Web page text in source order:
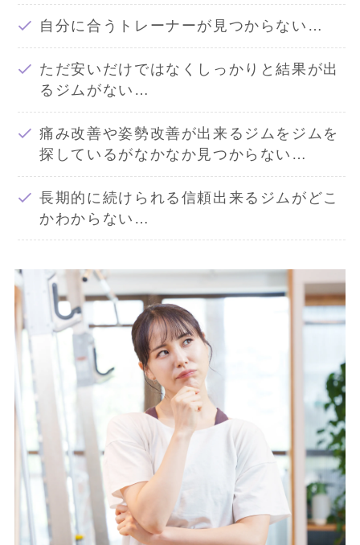
自分に合うトレーナーが見つからない…
ただ安いだけではなくしっかりと結果が出
るジムがない…
痛み改善や姿勢改善が出来るジムをジムを
探しているがなかなか見つからない…
長期的に続けられる信頼出来るジムがどこ
かわからない…